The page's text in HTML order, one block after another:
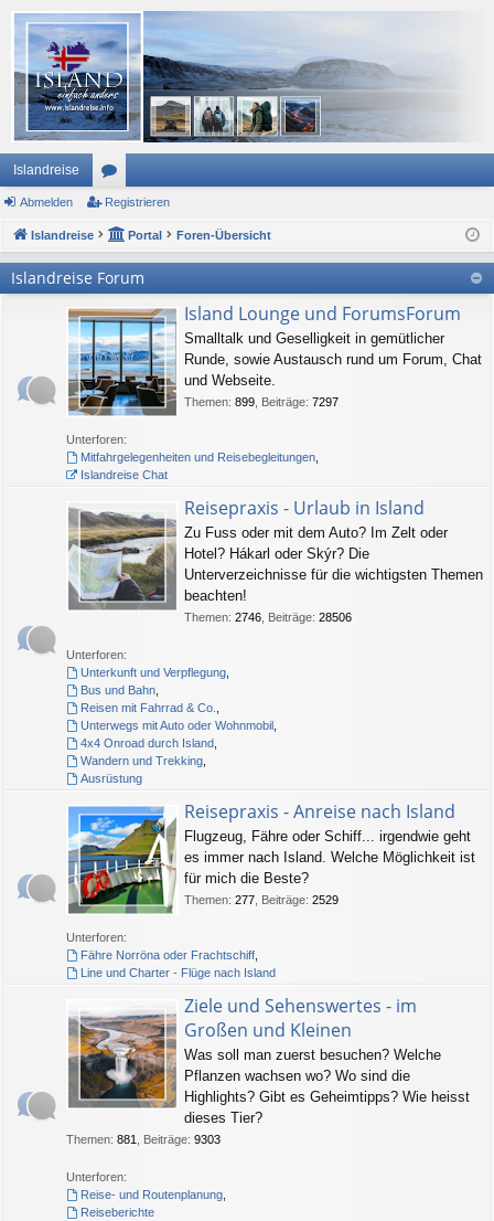
Islandreise
or
en
Abmelden Registrieren
Islandreise Portal Foren-Übersicht
Islandreise Forum
Island Lounge und ForumsForum
Smalltalk und Geselligkeit in gemütlicher
Runde, sowie Austausch rund um Forum, Chat
und Webseite.
Themen: 899 Beiträge: 7297
Unterforen:
Mitfahrgelegenheiten und Reisebegleitungen,
Islandreise Chat
Reisepraxis - Urlaub in Island
Zu Fuss oder mit dem Auto? Im Zelt oder
Hotel? Hákarl oder Skýr? Die
Unterverzeichnisse für die wichtigsten Themen
beachten!
Themen: 2746 Beiträge: 28506
Unterforen:
Unterkunft und Verpflegung,
Bus und Bahn,
Reisen mit Fahrrad & Co.
Unterwegs mit Auto oder Wohnmobil,
4x4 Onroad durch Island,
Wandern und Trekking,
Ausrüstung
Reisepraxis - Anreise nach Island
Flugzeug, Fähre oder Schiff... irgendwie geht
es immer nach Island. Welche Möglichkeit ist
für mich die Beste?
Themen: 277 Beiträge: 2529
Unterforen:
Fähre Norröna oder Frachtschiff,
Line und Charter - Flüge nach Island
Ziele und Sehenswertes - im
Großen und Kleinen
Was soll man zuerst besuchen? Welche
Pflanzen wachsen wo? Wo sind die
Highlights? Gibt es Geheimtipps? Wie heisst
dieses Tier?
Themen: 881 Beiträge: 9303
Unterforen:
Reise- und Routenplanung,
Reiseberichte